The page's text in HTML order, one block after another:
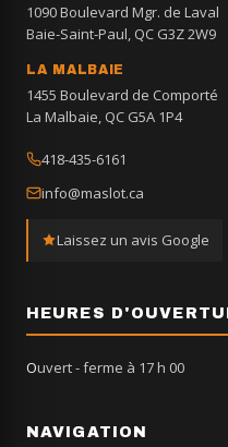
1090 Boulevard Mgr. de Laval
Baie-Saint-Paul, QC G3Z 2W9
LA MALBAIE
1455 Boulevard de Comporté
La Malbaie, QC G5A 1P4
418-435-6161
info@maslot.ca
Laissez un avis Google
HEURES
Ouvert- ferme à 17 h 00
NAVIGATION